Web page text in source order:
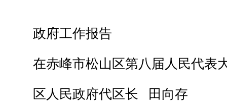
政府工作报告
在赤峰市松山区第八届人民代表
区人民政府代区长 田向存